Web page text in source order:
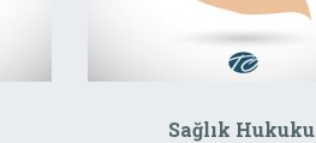
Sağlık Hukuku